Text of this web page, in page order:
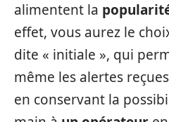
alimentent la
effet, vous aurez le
dite « initiale », qui
même les alertes
en conservant la